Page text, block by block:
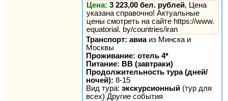
Цена: 3 223,00 бел. рублей, Цена
указана справочно! Актуальные
цены смотреть на сайте https://www.
equatorial. by/countries/iran
Транспорт: авиаиз Минска и
Москвы
Проживание: отель 4*
Питание: BB (завтраки)
Продолжительность тура (дней/
ночей): 8-15
Вид тура: экскурсионный (тур для
всех) Другие события